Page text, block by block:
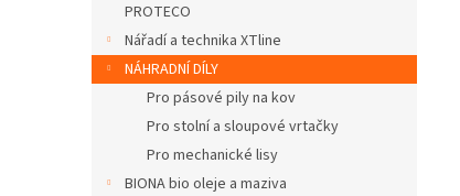
e
l
PROTECO
Nářadí a technika XTline
NÁHRADNÍ DÍLY
Pro pásové pily na kov
Pro stolní a sloupové vrtačky
Pro mechanické lisy
BIONA bio oleje a maziva